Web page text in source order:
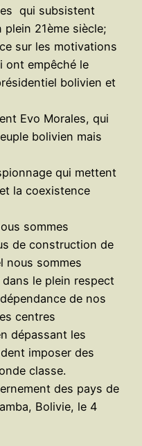
qui subsistent
21ème siècle;
sur les motivations
ont empêché le
bolivien et
Evo Morales, qui
bolivien mais
qui mettent
la coexistence
sommes
de construction de
nous sommes
le plein respect
de nos
centres
dépassant les
imposer des
classe.
des pays de
Bolivie, le 4